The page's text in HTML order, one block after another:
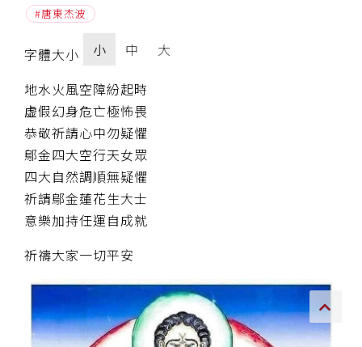
傳承上師授證
專書與譯著
*巴麥寺與麥青寺的聯合聲明
尊貴上師珍寶開示
巴麥欽哲珍寶開示
前行開示文集
媒體影音集
唐東杰波
字體大小 小 中 大
地水火風空障紛起時
虚假幻身危亡極怖畏
恭敬祈請心中勿疑懼
鄔金四大空行天女眾
四大自然調順無疑懼
祈請鄔金蓮花生大士
意樂加持任運自成就
祈禱大家一切平安